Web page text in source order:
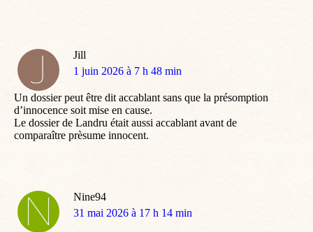
Jill
dit
1 juin 2026 à 7 h 48 min
Un dossier peut être dit accablant sans que la présomption
d’innocence soit mise en cause.
Le dossier de Landru était aussi accablant avant de
comparaître prèsume innocent.
Nine94
dit
31 mai 2026 à 17 h 14 min